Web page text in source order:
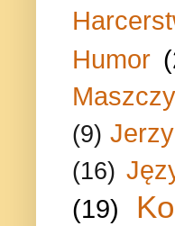
Humor
(9)
(16)
(19)